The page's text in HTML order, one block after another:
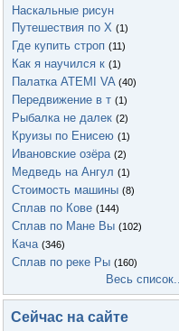
Наскальные рисун
Путешествия по Х (1)
Где купить строп (11)
Как я научился к (1)
Палатка ATEMI VA (40)
Передвижение в т (1)
Рыбалка не далек (2)
Круизы по Енисею (1)
Ивановские озёра (2)
Медведь на Ангул (1)
Стоимость машины (8)
Сплав по Кове (144)
Сплав по Мане Вы (102)
Кача (346)
Сплав по реке Ры (160)
Весь список...
Сейчас на сайте